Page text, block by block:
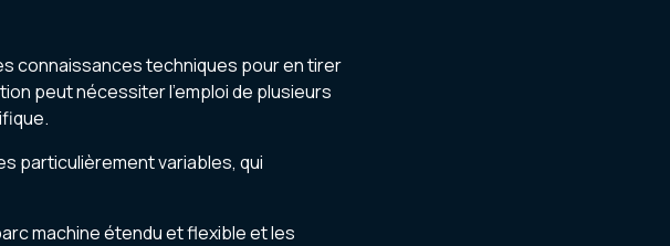
connaissances techniques pour en tirer
peut nécessiter l’emploi de plusieurs
particulièrement variables, qui
machine étendu et flexible et les